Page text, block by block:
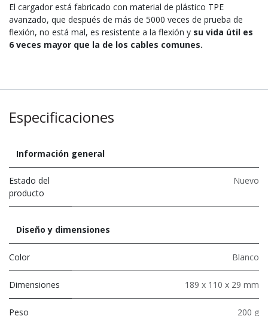
El cargador está fabricado con material de plástico TPE
avanzado, que después de más de 5000 veces de prueba de
flexión, no está mal, es resistente a la flexión y su vida útil es
6 veces mayor que la de los cables comunes.
Especificaciones
Información general
Estado del
producto
Nuevo
Diseño y dimensiones
Color Blanco
Dimensiones 189 x 110 x 29 mm
Peso 200 g